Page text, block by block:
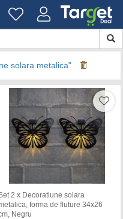
solara metalica"
2 x Decoratiune solara
forma de fluture 34x26
Negru